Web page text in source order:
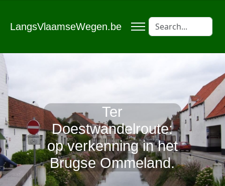
LangsVlaamseWegen.be
Ter
Doestwandelroute:
op verkenning in het
Brugse Ommeland.